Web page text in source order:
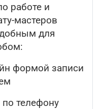
работе и
мастеров
для
формой записи
телефону